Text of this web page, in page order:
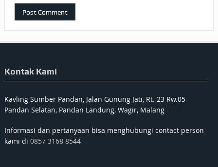
Kontak Kami
Kavling Sumber Pandan, Jalan Gunung Jati, Rt. 23 Rw.05
Pandan Selatan, Pandan Landung, Wagir, Malang
Informasi dan pertanyaan bisa menghubungi contact person
kami di 0857 3168 8544